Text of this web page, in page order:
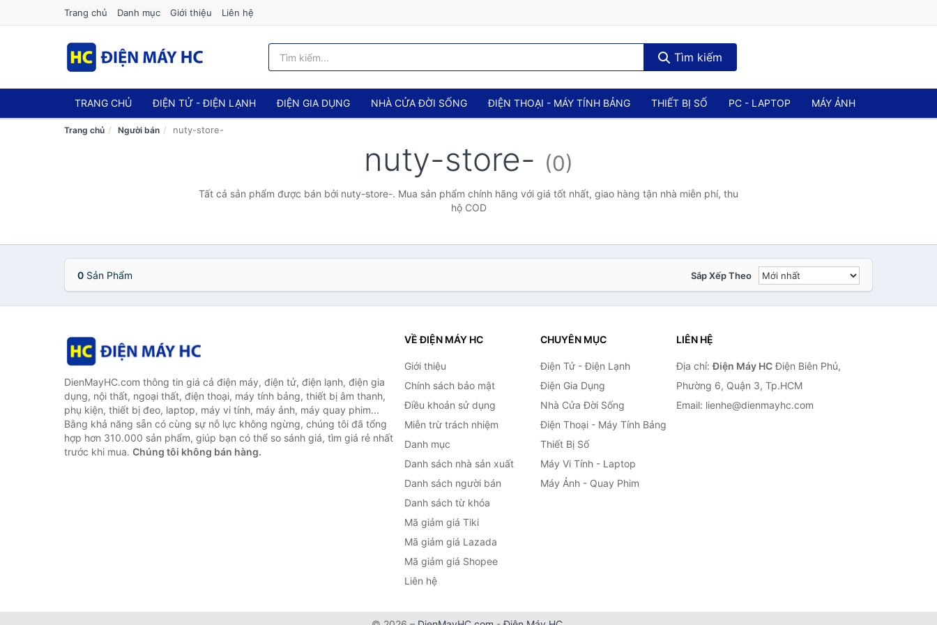
Trang chủ Danh mục Giới thiệu Liên hệ
Tìm kiếm
TRANG CHỦ ĐIỆN TỬ - ĐIỆN LẠNH ĐIỆN GIA DỤNG NHÀ CỬA ĐỜI SỐNG ĐIỆN THOẠI - MÁY TÍNH BẢNG THIẾT BỊ SỐ PC - LAPTOP MÁY ẢNH
Trang chủ Người bán nuty-store-
nuty-store- (0)
Tất cả sản phẩm được bán bởi nuty-store-. Mua sản phẩm chính hãng với giá tốt nhất, giao hàng tận nhà miễn phí, thu
hộ COD
0 Sản Phẩm Sắp Xếp Theo
DienMayHC.com thông tin giá cả điện máy, điện tử, điện lạnh, điện gia
dụng, nội thất, ngoại thất, điện thoại, máy tính bảng, thiết bị âm thanh,
phụ kiện, thiết bị đeo, laptop, máy vi tính, máy ảnh, máy quay phim...
Bằng khả năng sẵn có cùng sự nỗ lực không ngừng, chúng tôi đã tổng
hợp hơn 310.000 sản phẩm, giúp bạn có thể so sánh giá, tìm giá rẻ nhất
trước khi mua. Chúng tôi không bán hàng.
VỀ ĐIỆN MÁY HC
Giới thiệu
Chính sách bảo mật
Điều khoản sử dụng
Miễn trừ trách nhiệm
Danh mục
Danh sách nhà sản xuất
Danh sách người bán
Danh sách từ khóa
Mã giảm giá Tiki
Mã giảm giá Lazada
Mã giảm giá Shopee
Liên hệ
CHUYÊN MỤC
Điện Tử - Điện Lạnh
Điện Gia Dụng
Nhà Cửa Đời Sống
Điện Thoại - Máy Tính Bảng
Thiết Bị Số
Máy Vi Tính - Laptop
Máy Ảnh - Quay Phim
LIÊN HỆ
Địa chỉ:Điện Máy HCĐiện Biên Phủ,
Phường 6, Quận 3, Tp.HCM
Email: lienhe@dienmayhc.com